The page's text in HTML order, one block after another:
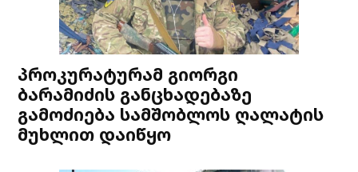
პროკურატურამ გიორგი
ბარამიძის განცხადებაზე
გამოძიება სამშობლოს ღალატის
მუხლით დაიწყო